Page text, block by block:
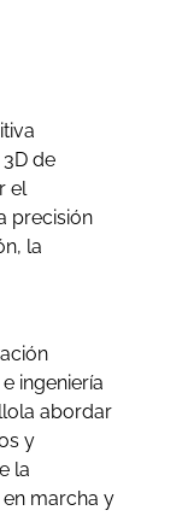
de
el
precisión
la
ingeniería
abordar
y
la
marcha y